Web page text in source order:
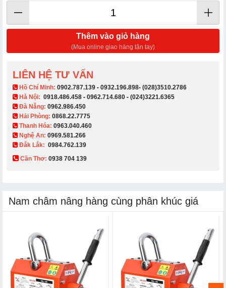
Thêm vào giỏ hàng
(Mua online giao hàng tận tay)
LIÊN HỆ TƯ VẤN
​ Hồ Chí Minh: 0902.787.139 - 0932.196.898- (028)3510.2786
Hà Nội: 0918.486.458 - 0962.714.680 - (024)3221.6365
Đà Nẵng: 0962.986.450
Hải Phòng: 0868.22.7775
Thanh Hóa: 0963.040.460
Nghệ An: 0969.581.266
Đắk Lắk: 0984.762.139
Cần Thơ: 0938 704 139​
Nam châm nâng hàng cùng phân khúc giá